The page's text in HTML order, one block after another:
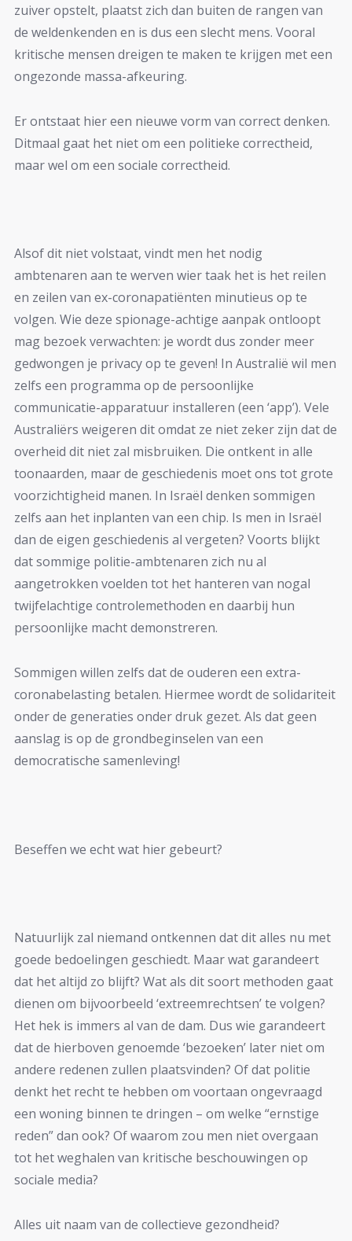
zuiver opstelt, plaatst zich dan buiten de rangen van
de weldenkenden en is dus een slecht mens. Vooral
kritische mensen dreigen te maken te krijgen met een
ongezonde massa-afkeuring.
Er ontstaat hier een nieuwe vorm van correct denken.
Ditmaal gaat het niet om een politieke correctheid,
maar wel om een sociale correctheid.
Alsof dit niet volstaat, vindt men het nodig
ambtenaren aan te werven wier taak het is het reilen
en zeilen van ex-coronapatiënten minutieus op te
volgen. Wie deze spionage-achtige aanpak ontloopt
mag bezoek verwachten: je wordt dus zonder meer
gedwongen je privacy op te geven! In Australië wil men
zelfs een programma op de persoonlijke
communicatie-apparatuur installeren (een ‘app’). Vele
Australiërs weigeren dit omdat ze niet zeker zijn dat de
overheid dit niet zal misbruiken. Die ontkent in alle
toonaarden, maar de geschiedenis moet ons tot grote
voorzichtigheid manen. In Israël denken sommigen
zelfs aan het inplanten van een chip. Is men in Israël
dan de eigen geschiedenis al vergeten? Voorts blijkt
dat sommige politie-ambtenaren zich nu al
aangetrokken voelden tot het hanteren van nogal
twijfelachtige controlemethoden en daarbij hun
persoonlijke macht demonstreren.
Sommigen willen zelfs dat de ouderen een extra-
coronabelasting betalen. Hiermee wordt de solidariteit
onder de generaties onder druk gezet. Als dat geen
aanslag is op de grondbeginselen van een
democratische samenleving!
Beseffen we echt wat hier gebeurt?
Natuurlijk zal niemand ontkennen dat dit alles nu met
goede bedoelingen geschiedt. Maar wat garandeert
dat het altijd zo blijft? Wat als dit soort methoden gaat
dienen om bijvoorbeeld ‘extreemrechtsen’ te volgen?
Het hek is immers al van de dam. Dus wie garandeert
dat de hierboven genoemde ‘bezoeken’ later niet om
andere redenen zullen plaatsvinden? Of dat politie
denkt het recht te hebben om voortaan ongevraagd
een woning binnen te dringen – om welke “ernstige
reden” dan ook? Of waarom zou men niet overgaan
tot het weghalen van kritische beschouwingen op
sociale media?
Alles uit naam van de collectieve gezondheid?